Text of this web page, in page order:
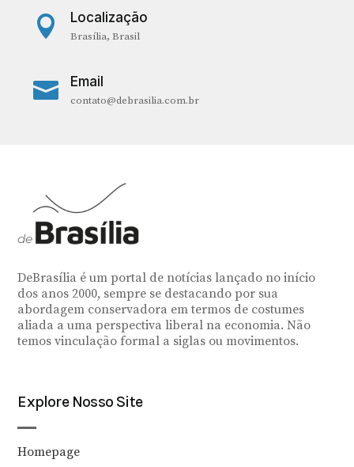
 Localização
Brasília, Brasil
 Email
contato@debrasilia.com.br
DeBrasília é um portal de notícias lançado no início
dos anos 2000, sempre se destacando por sua
abordagem conservadora em termos de costumes
aliada a uma perspectiva liberal na economia. Não
temos vinculação formal a siglas ou movimentos.
Explore Nosso Site
Homepage